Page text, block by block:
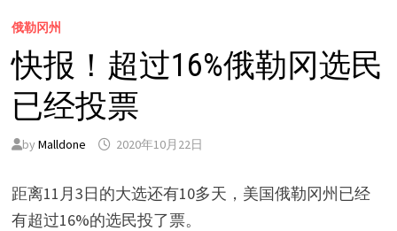
俄勒冈州
快报！超过16%俄勒冈选民
已经投票
by Malldone 2020年10月22日
距离11月3日的大选还有10多天，美国俄勒冈州已经
有超过16%的选民投了票。